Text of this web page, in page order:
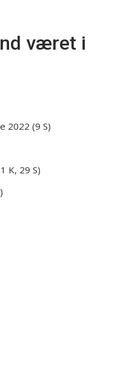
været i
2022‎ (9 S)
K, 29 S)